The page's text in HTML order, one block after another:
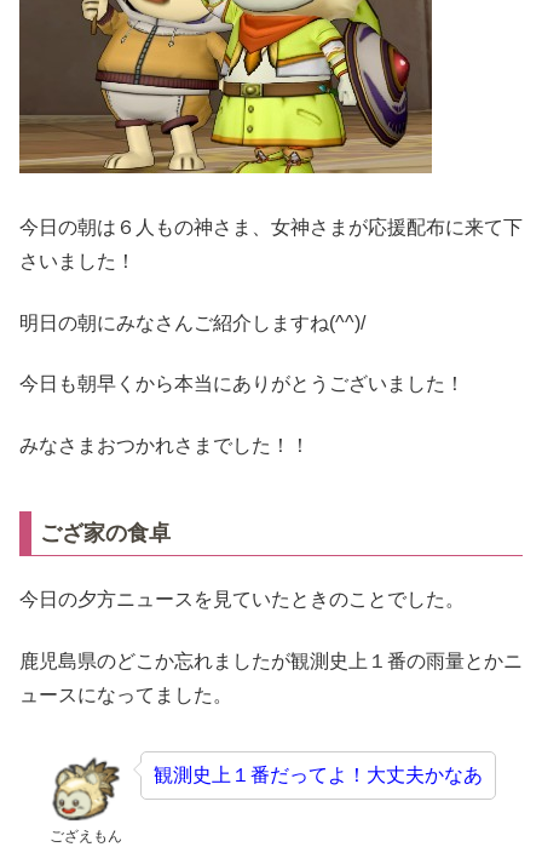
今日の朝は６人もの神さま、女神さまが応援配布に来て下
さいました！
明日の朝にみなさんご紹介しますね(^^)/
今日も朝早くから本当にありがとうございました！
みなさまおつかれさまでした！！
ござ家の食卓
今日の夕方ニュースを見ていたときのことでした。
鹿児島県のどこか忘れましたが観測史上１番の雨量とかニ
ュースになってました。
ござえもん
観測史上１番だってよ！大丈夫かなあ